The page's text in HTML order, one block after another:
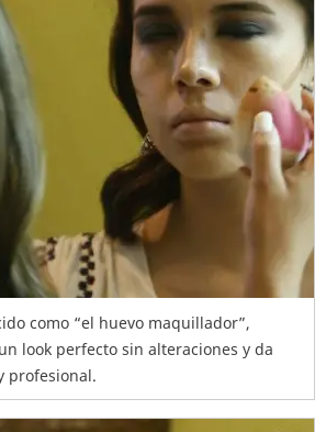
como “el huevo maquillador”,
look perfecto sin alteraciones y da
profesional.